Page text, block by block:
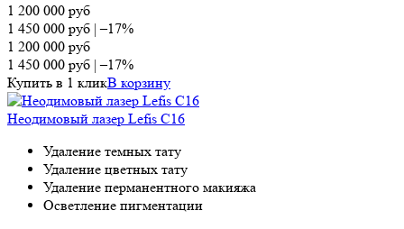
1 200 000 руб
1 450 000 руб |–17%
1 200 000 руб
1 450 000 руб |–17%
Купить в 1 кликВ корзину
Неодимовый лазер Lefis С16
Удаление темных тату
Удаление цветных тату
Удаление перманентного макияжа
Осветление пигментации